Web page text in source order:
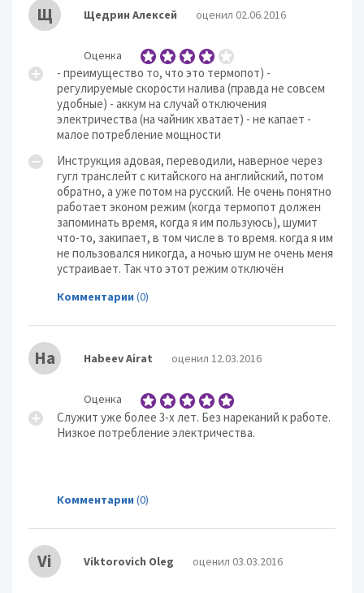
Щ Щедрин Алексей оценил 02.06.2016
Оценка
- преимущество то, что это термопот) -
регулируемые скорости налива (правда не совсем
удобные) - аккум на случай отключения
электричества (на чайник хватает) - не капает -
малое потребление мощности
Инструкция адовая, переводили, наверное через
гугл транслейт с китайского на английский, потом
обратно, а уже потом на русский. Не очень понятно
работает эконом режим (когда термопот должен
запоминать время, когда я им пользуюсь), шумит
что-то, закипает, в том числе в то время. когда я им
не пользовался никогда, а ночью шум не очень меня
устраивает. Так что этот режим отключён
Комментарии (0)
Ha Habeev Airat оценил 12.03.2016
Оценка
Служит уже более 3-х лет. Без нареканий к работе.
Низкое потребление электричества.
Комментарии (0)
Vi Viktorovich Oleg оценил 03.03.2016